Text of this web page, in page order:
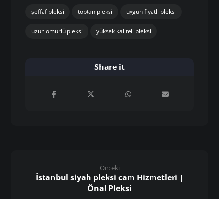
şeffaf pleksi toptan pleksi uygun fiyatlı pleksi
uzun ömürlü pleksi yüksek kaliteli pleksi
Önceki
İstanbul siyah pleksi cam Hizmetleri |
Önal Pleksi